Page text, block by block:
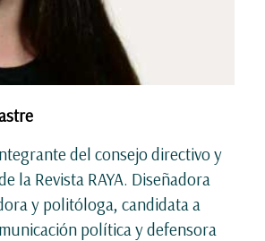
del consejo directivo y
la Revista RAYA. Diseñadora
y politóloga, candidata a
política y defensora